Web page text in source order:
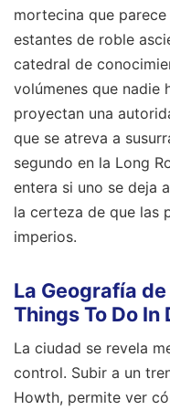
mortecina que
estantes de roble
catedral de
volúmenes que nadie
proyectan una
que se atreva a
segundo en la Long
entera si uno se deja
la certeza de que las
imperios.
La Geografía
Things To Do In
La ciudad se revela
control. Subir a un
Howth, permite ver